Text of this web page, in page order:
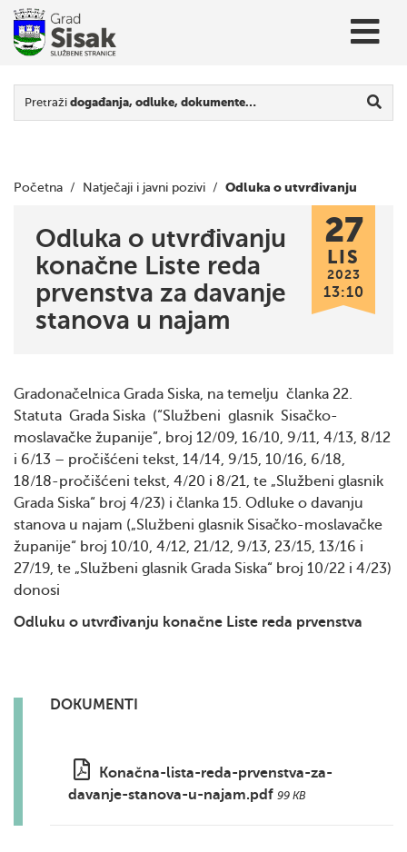
Pretraži događanja, odluke, dokumente…
Početna / Natječaji i javni pozivi / Odluka o utvrđivanju
konačne Liste reda prvenstva za davanje stanova u najam
Odluka o utvrđivanju
konačne Liste reda
prvenstva za davanje
stanova u najam
27
LIS
2023
13:10
Gradonačelnica Grada Siska, na temelju članka 22.
Statuta Grada Siska (“Službeni glasnik Sisačko-
moslavačke županije”, broj 12/09, 16/10, 9/11, 4/13, 8/12
i 6/13 – pročišćeni tekst, 14/14, 9/15, 10/16, 6/18,
18/18-pročišćeni tekst, 4/20 i 8/21, te „Službeni glasnik
Grada Siska“ broj 4/23) i članka 15. Odluke o davanju
stanova u najam („Službeni glasnik Sisačko-moslavačke
županije“ broj 10/10, 4/12, 21/12, 9/13, 23/15, 13/16 i
27/19, te „Službeni glasnik Grada Siska“ broj 10/22 i 4/23)
donosi
Odluku o utvrđivanju konačne Liste reda prvenstva
DOKUMENTI
Konačna-lista-reda-prvenstva-za-
davanje-stanova-u-najam.pdf 99 KB